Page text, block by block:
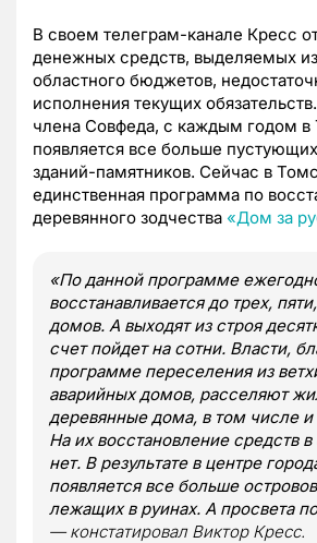
В своем телеграм-канале Кресс
денежных средств, выделяемых
областного бюджетов,
исполнения текущих
члена Совфеда, с каждым годом в
появляется все больше
зданий-памятников. Сейчас в
единственная программа по
деревянного зодчества «Дом за
«По данной программе
восстанавливается до трех,
домов. А выходят из строя
счет пойдет на сотни. Власти,
программе переселения из
аварийных домов, расселяют
деревянные дома, в том числе и
На их восстановление средств
нет. В результате в центре
появляется все больше
лежащих в руинах. А просвета
— констатировал Виктор Кресс.